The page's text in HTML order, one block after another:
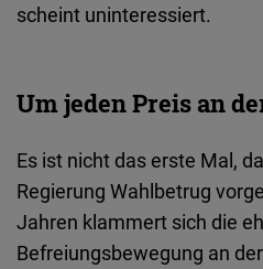
scheint uninteressiert.
Um jeden Preis an
Es ist nicht das erste Mal,
Regierung Wahlbetrug
Jahren klammert sich die
Befreiungsbewegung an